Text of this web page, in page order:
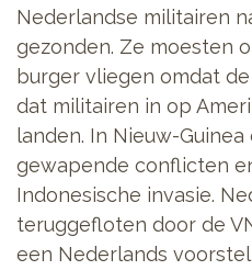
Nederlandse militairen
gezonden. Ze moesten
burger vliegen omdat
dat militairen in op
landen. In Nieuw-
gewapende conflicten
Indonesische invasie.
teruggefloten door de
een Nederlands